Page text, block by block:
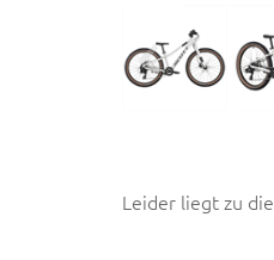
Leider liegt zu